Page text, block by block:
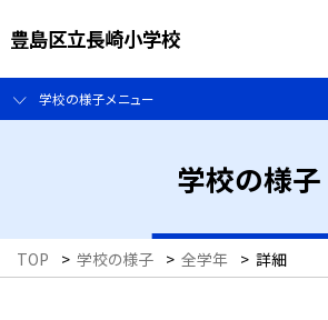
豊島区立長崎小学校
学校の様子メニュー
学校の様子
TOP > 学校の様子 > 全学年 > 詳細